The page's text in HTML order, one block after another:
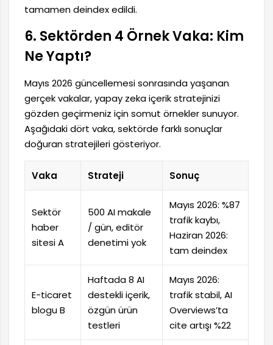
tamamen deindex edildi.
6. Sektörden 4 Örnek Vaka: Kim
Ne Yaptı?
Mayıs 2026 güncellemesi sonrasında yaşanan
gerçek vakalar, yapay zeka içerik stratejinizi
gözden geçirmeniz için somut örnekler sunuyor.
Aşağıdaki dört vaka, sektörde farklı sonuçlar
doğuran stratejileri gösteriyor.
Vaka Strateji Sonuç
Sektör
haber
sitesi A
500 AI makale
/ gün, editör
denetimi yok
Mayıs 2026: %87
trafik kaybı,
Haziran 2026:
tam deindex
E-ticaret
blogu B
Haftada 8 AI
destekli içerik,
özgün ürün
testleri
Mayıs 2026:
trafik stabil, AI
Overviews’ta
cite artışı %22